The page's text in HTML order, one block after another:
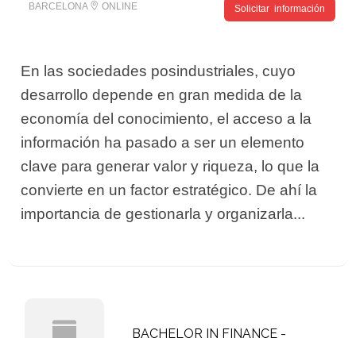
BARCELONA
ONLINE Solicitar información
En las sociedades posindustriales, cuyo
desarrollo depende en gran medida de la
economía del conocimiento, el acceso a la
información ha pasado a ser un elemento
clave para generar valor y riqueza, lo que la
convierte en un factor estratégico. De ahí la
importancia de gestionarla y organizarla...
BACHELOR IN FINANCE -